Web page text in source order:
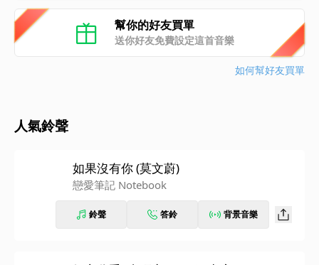
幫你的好友買單
送你好友免費設定這首音樂
如何幫好友買單
人氣鈴聲
如果沒有你 (莫文蔚)
戀愛筆記 Notebook
鈴聲 答鈴 背景音樂